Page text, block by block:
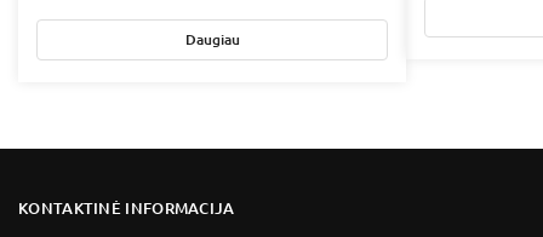
Daugiau
KONTAKTINĖ INFORMACIJA